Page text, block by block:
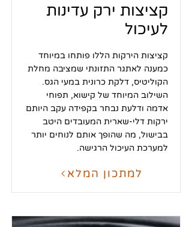
קציצות ירק עדינות
לעיכול
קציצות הירקות הללו פותחו במיוחד
כמענה לאתגר התזונתי שמציבה מחלת
הקוליטיס, דלקת כרונית במעי הגס.
השילוב המיוחד של קישוא, תפוחי
אדמה ודלעת נבחר בקפידה עקב היותם
ירקות דלי-שארית המעובדים היטב
בבישול, מה שהופך אותם לנוחים יותר
למערכת העיכול הרגישה.
למתכון המלא